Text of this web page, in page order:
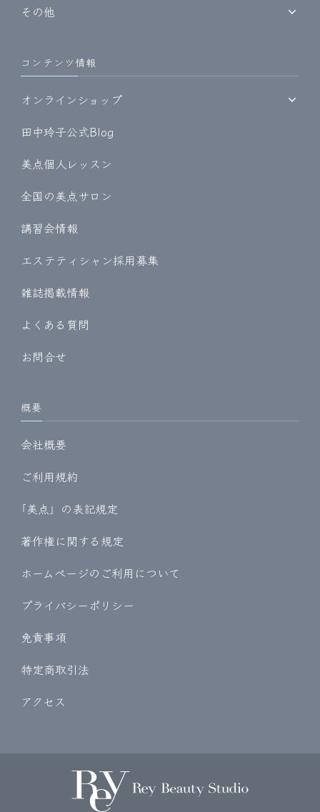
その他
コンテンツ情報
オンラインショップ
田中玲子公式Blog
美点個人レッスン
全国の美点サロン
講習会情報
エステティシャン採用募集
雑誌掲載情報
よくある質問
お問合せ
概要
会社概要
ご利用規約
｢美点」の表記規定
著作権に関する規定
ホームページのご利用について
プライバシーポリシー
免責事項
特定商取引法
アクセス